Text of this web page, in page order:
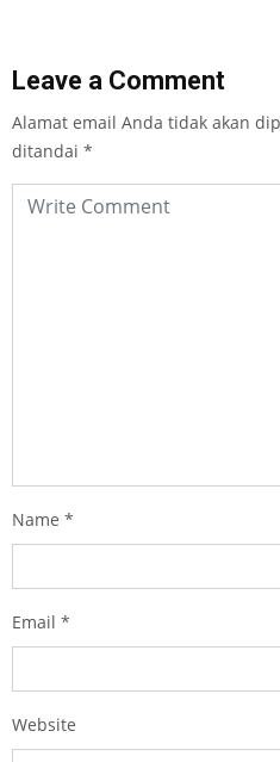
Leave a Comment
Alamat email Anda tidak akan
ditandai *
Name *
Email *
Website